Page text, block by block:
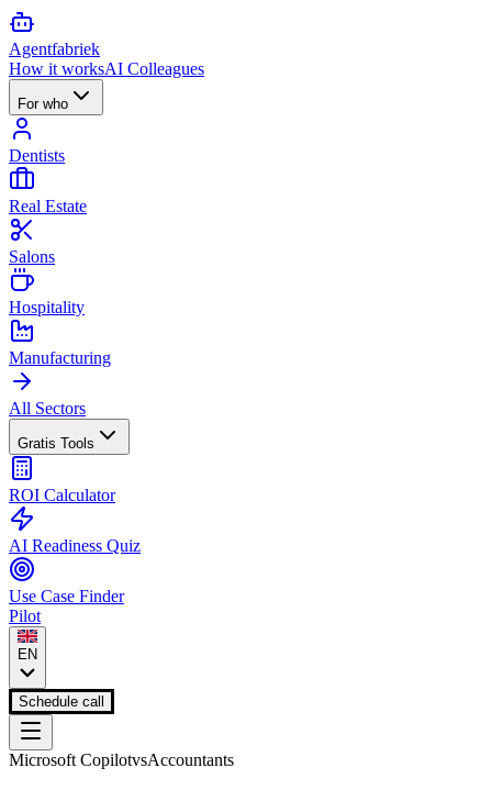
Agentfabriek
How it worksAI Colleagues
For who
Dentists
Real Estate
Salons
Hospitality
Manufacturing
All Sectors
Gratis Tools
ROI Calculator
AI Readiness Quiz
Use Case Finder
Pilot
EN
Schedule call
Microsoft CopilotvsAccountants